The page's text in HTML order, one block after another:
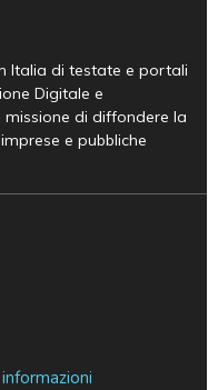
Italia di testate e portali
Digitale e
missione di diffondere la
e pubbliche